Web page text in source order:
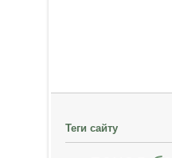
Теги сайту